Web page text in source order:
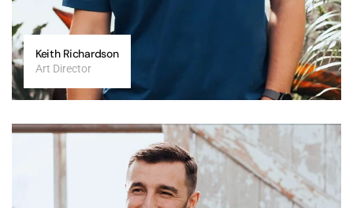
Keith Richardson
Art Director